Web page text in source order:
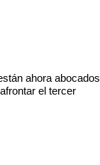
ahora abocados
el tercer